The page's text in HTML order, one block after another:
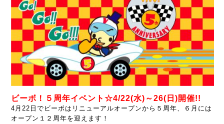
ビーボ！５周年イベント☆4/22(水)～26(日)開催!!
4月22日でビーボはリニューアルオープンから５周年、６月には
オープン１２周年を迎えます！